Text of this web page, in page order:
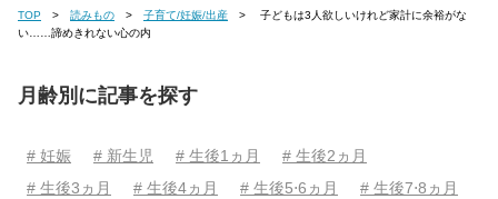
TOP 読みもの 子育て/妊娠/出産
い……諦めきれない心の内
月齢別に記事を探す
# 妊娠 # 新生児 # 生後1ヵ月
# 生後2ヵ月
# 生後3ヵ月
# 生後4ヵ月 # 生後5⋅6ヵ月
# 生後7⋅8ヵ月